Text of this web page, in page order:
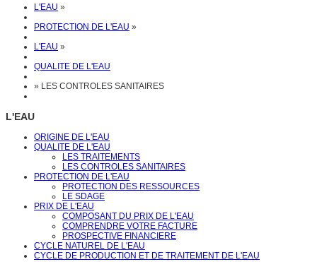
L'EAU »
PROTECTION DE L'EAU »
L'EAU »
QUALITE DE L'EAU
» LES CONTROLES SANITAIRES
L'EAU
ORIGINE DE L'EAU
QUALITE DE L'EAU
LES TRAITEMENTS
LES CONTROLES SANITAIRES
PROTECTION DE L'EAU
PROTECTION DES RESSOURCES
LE SDAGE
PRIX DE L'EAU
COMPOSANT DU PRIX DE L'EAU
COMPRENDRE VOTRE FACTURE
PROSPECTIVE FINANCIERE
CYCLE NATUREL DE L'EAU
CYCLE DE PRODUCTION ET DE TRAITEMENT DE L'EAU